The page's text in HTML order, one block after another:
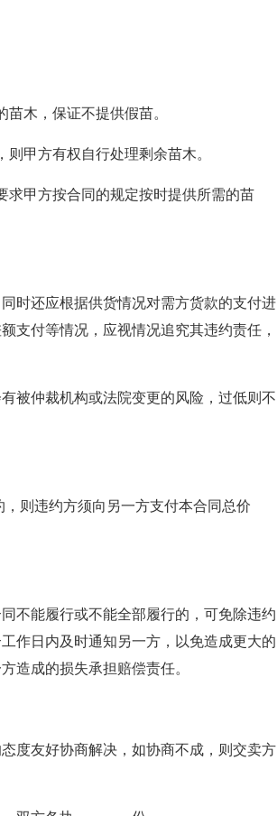
木，保证不提供假苗。
甲方有权自行处理剩余苗木。
求甲方按合同的规定按时提供所需的苗
时还应根据供货情况对需方货款的支付进
支付等情况，应视情况追究其违约责任，
被仲裁机构或法院变更的风险，过低则不
则违约方须向另一方支付本合同总价
不能履行或不能全部履行的，可免除违约
作日内及时通知另一方，以免造成更大的
造成的损失承担赔偿责任。
度友好协商解决，如协商不成，则交卖方